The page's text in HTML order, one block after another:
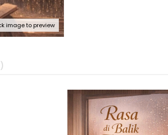
image to preview